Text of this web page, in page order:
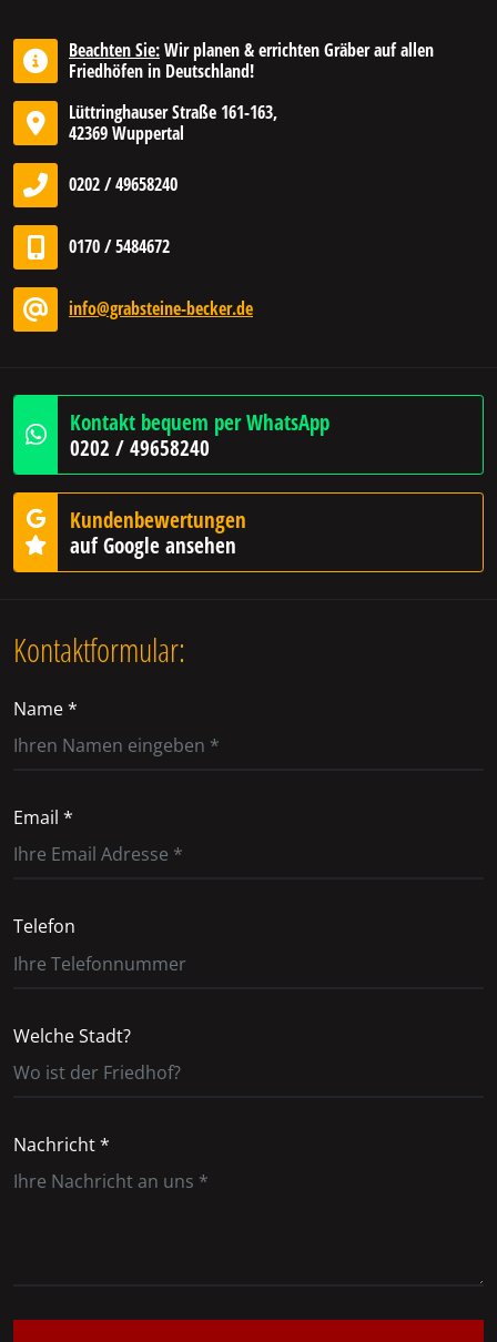
Beachten Sie:Wir planen & errichten Gräber auf allen
Friedhöfen in Deutschland!
Lüttringhauser Straße 161-163,
42369 Wuppertal
0202 / 49658240
0170 / 5484672
info@grabsteine-becker.de
Kontakt bequem per WhatsApp
0202 / 49658240
Kundenbewertungen
auf Google ansehen
Kontaktformular:
Name *
Email *
Telefon
Welche Stadt?
Nachricht *